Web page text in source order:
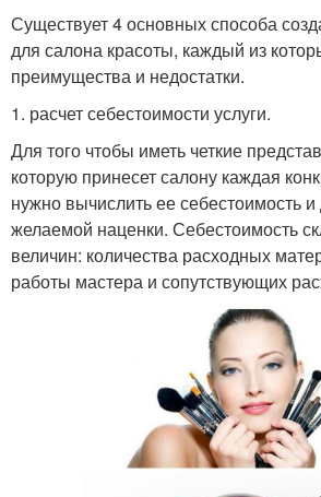
Существует 4 основных способа
для салона красоты, каждый из
преимущества и недостатки.
1. расчет себестоимости услуги.
Для того чтобы иметь четкие
которую принесет салону каждая
нужно вычислить ее себестоимость
желаемой наценки. Себестоимость
величин: количества расходных
работы мастера и сопутствующих